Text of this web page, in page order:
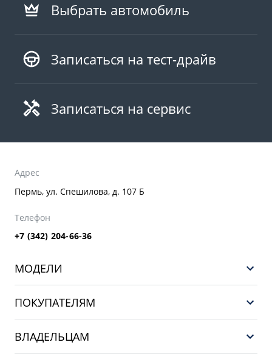
Выбрать автомобиль
Записаться на тест-драйв
Записаться на сервис
Адрес
Пермь, ул. Спешилова, д. 107 Б
Телефон
+7 (342) 204-66-36
МОДЕЛИ
EX5
PREFACE
ПОКУПАТЕЛЯМ
ВЛАДЕЛЬЦАМ